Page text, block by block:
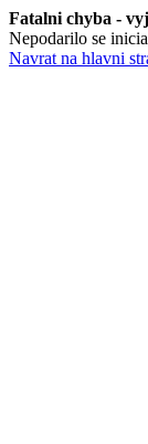
Fatalni chyba -
Nepodarilo se
Navrat na hlavni